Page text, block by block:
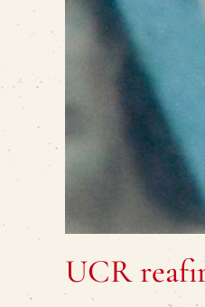
UCR